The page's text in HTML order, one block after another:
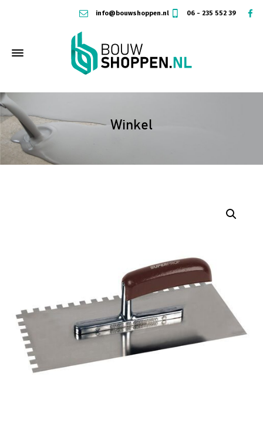
info@bouwshoppen.nl 06 - 235 552 39
Winkel